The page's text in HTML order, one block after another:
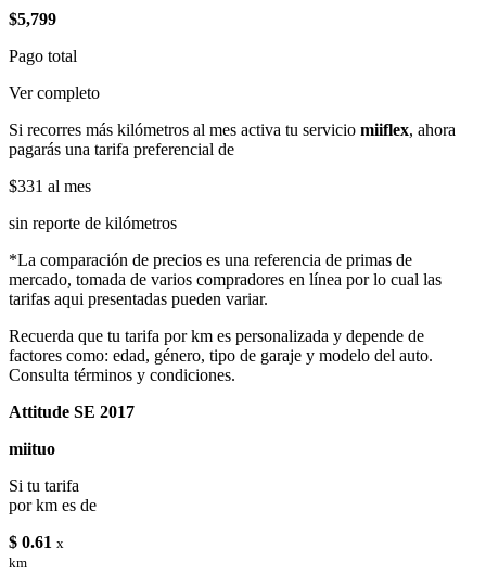
$5,799
Pago total
Ver completo
Si recorres más kilómetros al mes activa tu servicio miiflex, ahora
pagarás una tarifa preferencial de
$331 al mes
sin reporte de kilómetros
*La comparación de precios es una referencia de primas de
mercado, tomada de varios compradores en línea por lo cual las
tarifas aqui presentadas pueden variar.
Recuerda que tu tarifa por km es personalizada y depende de
factores como: edad, género, tipo de garaje y modelo del auto.
Consulta términos y condiciones.
Attitude SE 2017
miituo
Si tu tarifa
por km es de
$ 0.61 x
km